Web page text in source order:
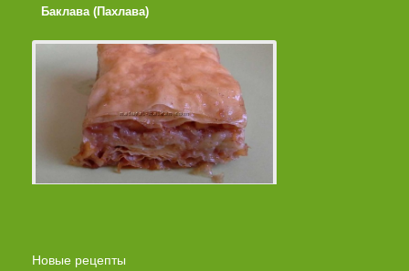
Баклава (Пахлава)
Новые рецепты